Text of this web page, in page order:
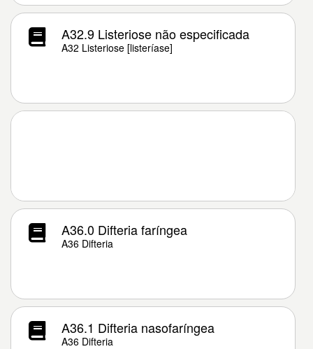
A32.9 Listeriose não especificada
A32 Listeriose [listeríase]
A36.0 Difteria faríngea
A36 Difteria
A36.1 Difteria nasofaríngea
A36 Difteria